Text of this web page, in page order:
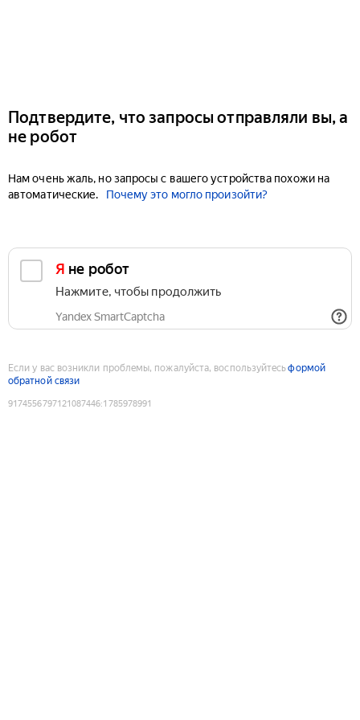
Подтвердите, что запросы отправляли вы, а
не робот
Нам очень жаль, но запросы с вашего устройства похожи на
автоматические.
Почему это могло произойти?
Я не робот
Нажмите, чтобы продолжить
Yandex SmartCaptcha
Если у вас возникли проблемы, пожалуйста, воспользуйтесьформой
обратной связи
9174556797121087446:1785978991